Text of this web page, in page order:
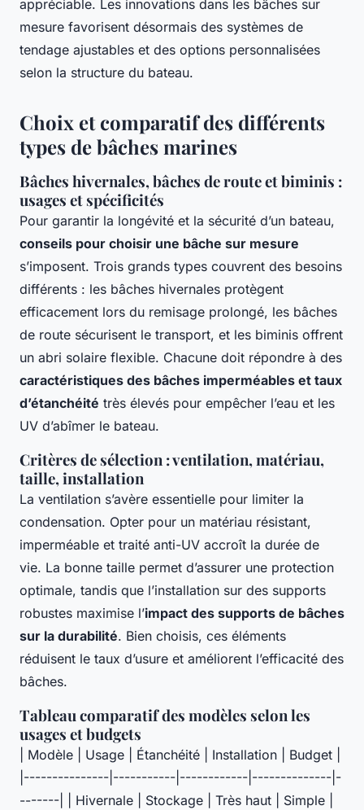
appréciable. Les innovations dans les bâches sur
mesure favorisent désormais des systèmes de
tendage ajustables et des options personnalisées
selon la structure du bateau.
Choix et comparatif des différents
types de bâches marines
Bâches hivernales, bâches de route et biminis :
usages et spécificités
Pour garantir la longévité et la sécurité d’un bateau,
conseils pour choisir une bâche sur mesure
s’imposent. Trois grands types couvrent des besoins
différents : les bâches hivernales protègent
efficacement lors du remisage prolongé, les bâches
de route sécurisent le transport, et les biminis offrent
un abri solaire flexible. Chacune doit répondre à des
caractéristiques des bâches imperméables et taux
d’étanchéité très élevés pour empêcher l’eau et les
UV d’abîmer le bateau.
Critères de sélection : ventilation, matériau,
taille, installation
La ventilation s’avère essentielle pour limiter la
condensation. Opter pour un matériau résistant,
imperméable et traité anti-UV accroît la durée de
vie. La bonne taille permet d’assurer une protection
optimale, tandis que l’installation sur des supports
robustes maximise l’impact des supports de bâches
sur la durabilité. Bien choisis, ces éléments
réduisent le taux d’usure et améliorent l’efficacité des
bâches.
Tableau comparatif des modèles selon les
usages et budgets
| Modèle | Usage | Étanchéité | Installation | Budget |
|---------------|-----------|------------|--------------|-
-------| | Hivernale | Stockage | Très haut | Simple |